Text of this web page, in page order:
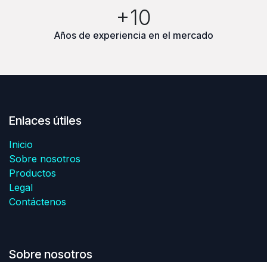
+10
Años de experiencia en el mercado
Enlaces útiles
Inicio
Sobre nosotros
Productos
Legal
Contáctenos
Sobre nosotros